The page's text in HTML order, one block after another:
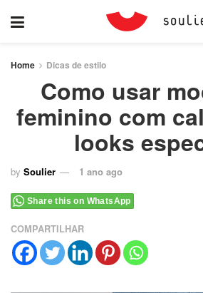
Home Dicas de estilo
Como usar
feminino com
looks
by Soulier 1 ano ago
Share this on WhatsApp
COMPARTILHAR